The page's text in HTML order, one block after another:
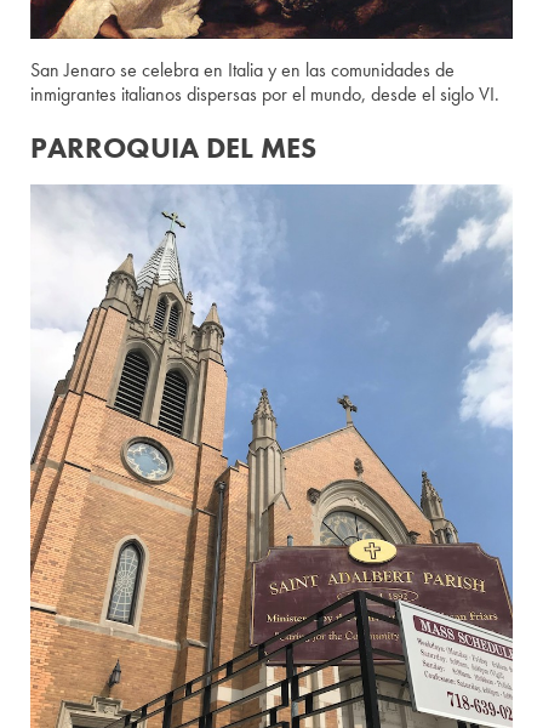
San Jenaro se celebra en Italia y en las comunidades de
inmigrantes italianos dispersas por el mundo, desde el siglo VI.
PARROQUIA DEL MES